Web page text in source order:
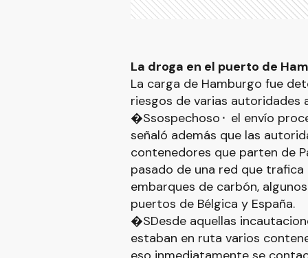
La droga en el puerto de
La carga de Hamburgo fue
riesgos de varias autoridades
�Ssospechoso⬝ el envío
señaló además que las
contenedores que parten de
pasado de una red que
embarques de carbón,
puertos de Bélgica y España.
�SDesde aquellas
estaban en ruta varios